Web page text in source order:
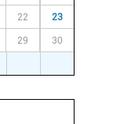
22 23
29 30